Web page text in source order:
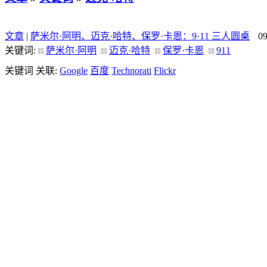
文章 | 萨米尔·阿明、迈克·哈特、保罗·卡恩：9·11 三人圆桌
关键词:
萨米尔·阿明 迈克·哈特 保罗·卡恩
911
关键词 关联: Google 百度 Technorati Flickr